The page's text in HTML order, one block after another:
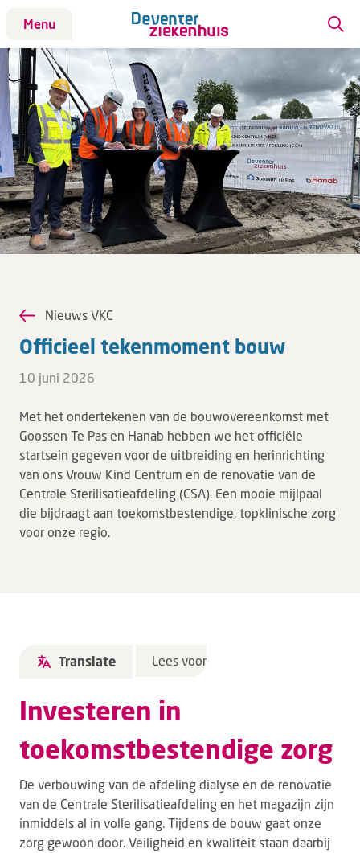
Menu
Patiënt
Bezoek
Werken bij DZ
Leren
Over ons
MijnDZNieuws VKC
Of­fi­ci­eel te­ken­mo­ment bouw
10 juni 2026
Met het ondertekenen van de bouwovereenkomst met
Goossen Te Pas en Hanab hebben we het officiële
startsein gegeven voor de uitbreiding en herinrichting
van ons Vrouw Kind Centrum en de renovatie van de
Centrale Sterilisatieafdeling (CSA). Een mooie mijlpaal
die bijdraagt aan toekomstbestendige, topklinische zorg
voor onze regio.
Translate Lees voor
Investeren in
toekomstbestendige zorg
De verbouwing van de afdeling dialyse en de renovatie
van de Centrale Sterilisatieafdeling en het magazijn zijn
inmiddels al in volle gang. Tijdens de bouw gaat onze
zorg gewoon door. Veiligheid en kwaliteit staan daarbij